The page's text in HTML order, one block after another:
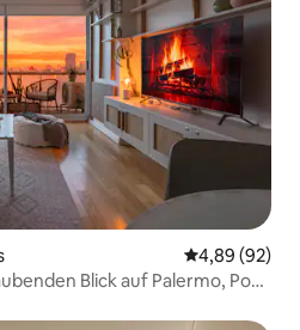
4,89 (92)
Blick auf Palermo, Pool,